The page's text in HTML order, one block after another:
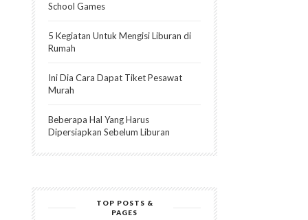
School Games
5 Kegiatan Untuk Mengisi Liburan di
Rumah
Ini Dia Cara Dapat Tiket Pesawat
Murah
Beberapa Hal Yang Harus
Dipersiapkan Sebelum Liburan
TOP POSTS &
PAGES